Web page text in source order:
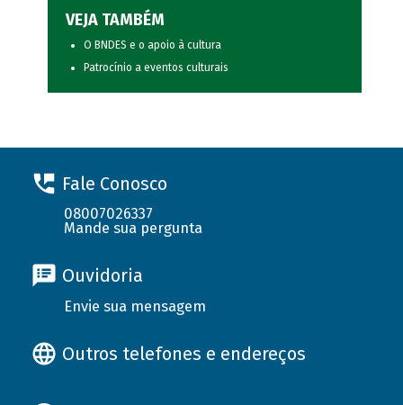
VEJA TAMBÉM
O BNDES e o apoio à cultura
Patrocínio a eventos culturais
Fale Conosco
08007026337
Mande sua pergunta
Ouvidoria
Envie sua mensagem
Outros telefones e endereços